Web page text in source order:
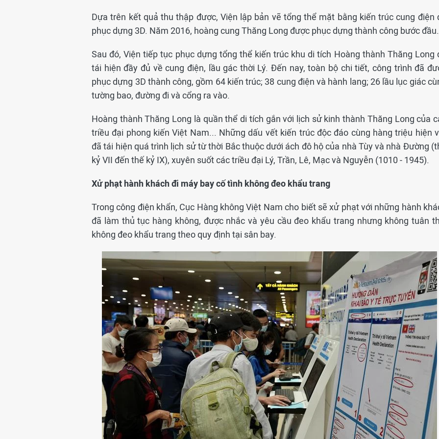
Dựa trên kết quả thu thập được, Viện lập bản vẽ tổng thể mặt bằng kiến trúc cung điện
phục dựng 3D. Năm 2016, hoàng cung Thăng Long được phục dựng thành công bước đầu.
Sau đó, Viện tiếp tục phục dựng tổng thể kiến trúc khu di tích Hoàng thành Thăng Long
tái hiện đầy đủ về cung điện, lầu gác thời Lý. Đến nay, toàn bộ chi tiết, công trình đã
phục dựng 3D thành công, gồm 64 kiến trúc; 38 cung điện và hành lang; 26 lầu lục giác
tường bao, đường đi và cổng ra vào.
Hoàng thành Thăng Long là quần thể di tích gắn với lịch sử kinh thành Thăng Long của
triều đại phong kiến Việt Nam... Những dấu vết kiến trúc độc đáo cùng hàng triệu hiện
đã tái hiện quá trình lịch sử từ thời Bắc thuộc dưới ách đô hộ của nhà Tùy và nhà Đường
kỷ VII đến thế kỷ IX), xuyên suốt các triều đại Lý, Trần, Lê, Mạc và Nguyễn (1010 - 1945).
Xử phạt hành khách đi máy bay cố tình không đeo khẩu trang
Trong công điện khẩn, Cục Hàng không Việt Nam cho biết sẽ xử phạt với những hành
đã làm thủ tục hàng không, được nhắc và yêu cầu đeo khẩu trang nhưng không tuân
không đeo khẩu trang theo quy định tại sân bay.